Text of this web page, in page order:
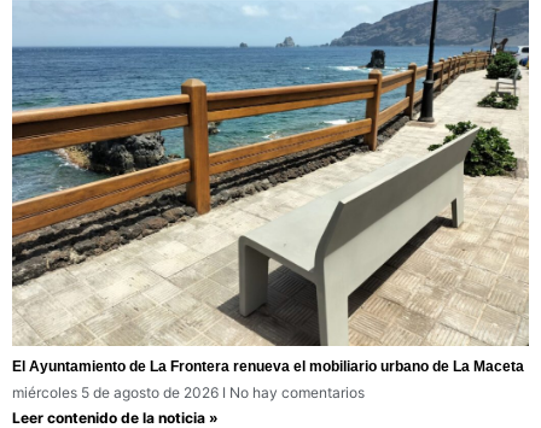
El Ayuntamiento de La Frontera renueva el mobiliario urbano de La Maceta
miércoles 5 de agosto de 2026
No hay comentarios
Leer contenido de la noticia »